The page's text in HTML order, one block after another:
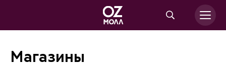
Магазины